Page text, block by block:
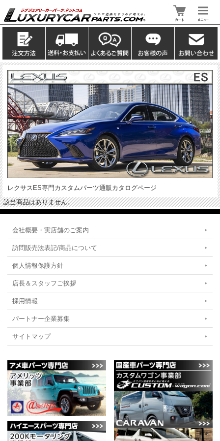
レクサスES専門カスタムパーツ通販カタログページ
該当商品はありません。
会社概要・実店舗のご案内
訪問販売法表記/商品について
個人情報保護方針
店長＆スタッフご挨拶
採用情報
パートナー企業募集
サイトマップ